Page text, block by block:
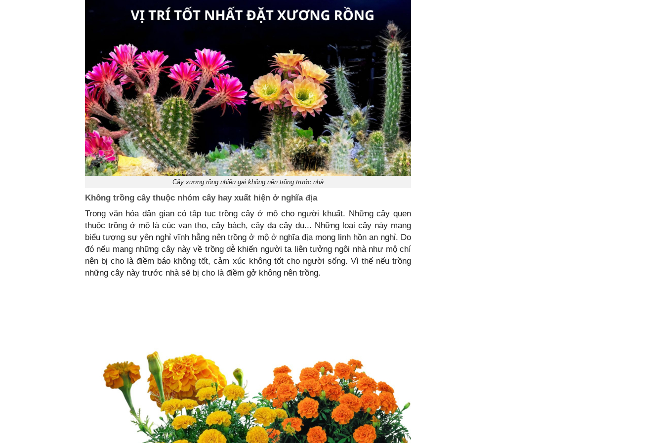
Cây xương rồng nhiều gai không nên trồng trước nhà
Không trồng cây thuộc nhóm cây hay xuất hiện ở nghĩa địa
Trong văn hóa dân gian có tập tục trồng cây ở mộ cho người khuất. Những cây quen
thuộc trồng ở mộ là cúc vạn thọ, cây bách, cây đa cây du... Những loại cây này mang
biểu tượng sự yên nghỉ vĩnh hằng nên trồng ở mộ ở nghĩa địa mong linh hồn an nghỉ. Do
đó nếu mang những cây này về trồng dễ khiến người ta liên tưởng ngôi nhà như mộ chí
nên bị cho là điềm báo không tốt, cảm xúc không tốt cho người sống. Vì thế nếu trồng
những cây này trước nhà sẽ bị cho là điềm gở không nên trồng.